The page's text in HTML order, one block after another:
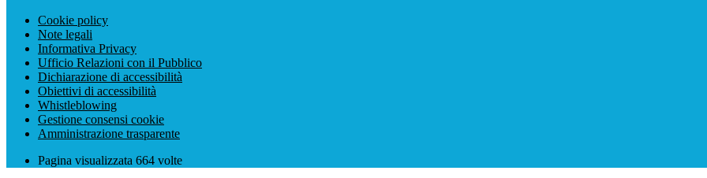
Cookie policy
Note legali
Informativa Privacy
Ufficio Relazioni con il Pubblico
Dichiarazione di accessibilità
Obiettivi di accessibilità
Whistleblowing
Gestione consensi cookie
Amministrazione trasparente
Pagina visualizzata 664 volte